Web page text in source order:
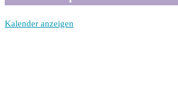
Kalender anzeigen